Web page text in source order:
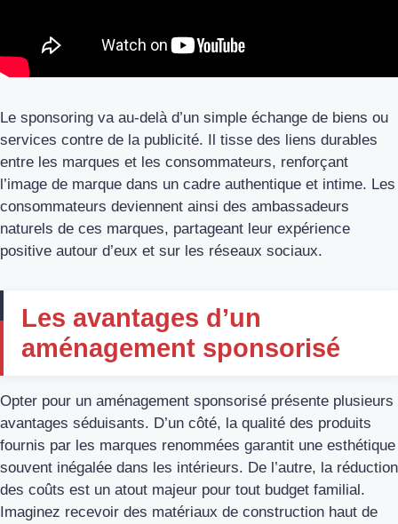
Le sponsoring va au-delà d’un simple échange de biens ou
services contre de la publicité. Il tisse des liens durables
entre les marques et les consommateurs, renforçant
l’image de marque dans un cadre authentique et intime. Les
consommateurs deviennent ainsi des ambassadeurs
naturels de ces marques, partageant leur expérience
positive autour d’eux et sur les réseaux sociaux.
Les avantages d’un
aménagement sponsorisé
Opter pour un aménagement sponsorisé présente plusieurs
avantages séduisants. D’un côté, la qualité des produits
fournis par les marques renommées garantit une esthétique
souvent inégalée dans les intérieurs. De l’autre, la réduction
des coûts est un atout majeur pour tout budget familial.
Imaginez recevoir des matériaux de construction haut de